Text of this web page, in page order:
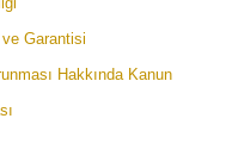
ve Garantisi
Hakkında Kanun